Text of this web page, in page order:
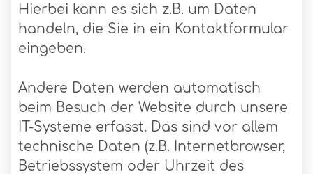
Hierbei kann es sich z.B. um Daten
handeln, die Sie in ein Kontaktformular
eingeben.
Andere Daten werden automatisch
beim Besuch der Website durch unsere
IT-Systeme erfasst. Das sind vor allem
technische Daten (z.B. Internetbrowser,
Betriebssystem oder Uhrzeit des